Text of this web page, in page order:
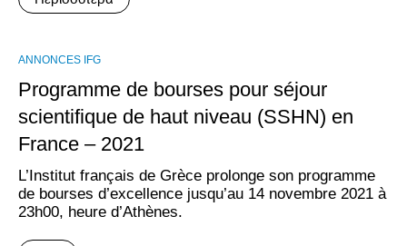
ANNONCES IFG
Programme de bourses pour séjour
scientifique de haut niveau (SSHN) en
France – 2021
L’Institut français de Grèce prolonge son programme
de bourses d’excellence jusqu’au 14 novembre 2021 à
23h00, heure d’Athènes.